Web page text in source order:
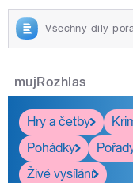
Všechny díly
mujRozhlas
Hry a četby
Pohádky
Živé vysílání